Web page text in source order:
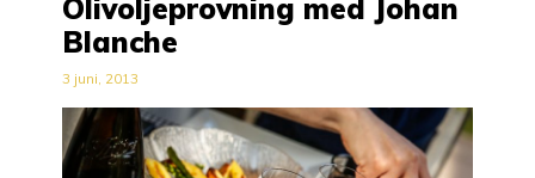
Olivoljeprovning med Johan
Blanche
3 juni, 2013